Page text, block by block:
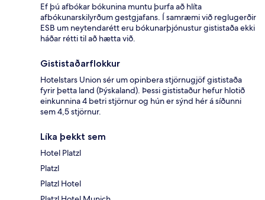
Ef þú afbókar bókunina muntu þurfa að hlíta
afbókunarskilyrðum gestgjafans. Í samræmi við reglugerðir
ESB um neytendarétt eru bókunarþjónustur gististaða ekki
háðar rétti til að hætta við.
Gististaðarflokkur
Hotelstars Union sér um opinbera stjörnugjöf gististaða
fyrir þetta land (Þýskaland). Þessi gististaður hefur hlotið
einkunnina 4 betri stjörnur og hún er sýnd hér á síðunni
sem 4,5 stjörnur.
Líka þekkt sem
Hotel Platzl
Platzl
Platzl Hotel